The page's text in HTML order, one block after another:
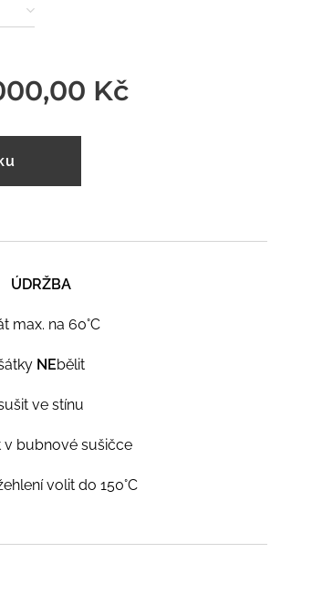
Kč
ÚDRŽBA
max. na 60°C
NEbělit
ve stínu
v bubnové sušičce
volit do 150°C